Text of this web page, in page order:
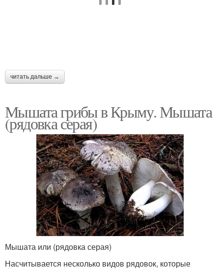
читать дальше →
Мышата грибы в Крыму. Мышата
(рядовка серая)
Мышата или (рядовка серая)
Насчитывается несколько видов рядовок, которые